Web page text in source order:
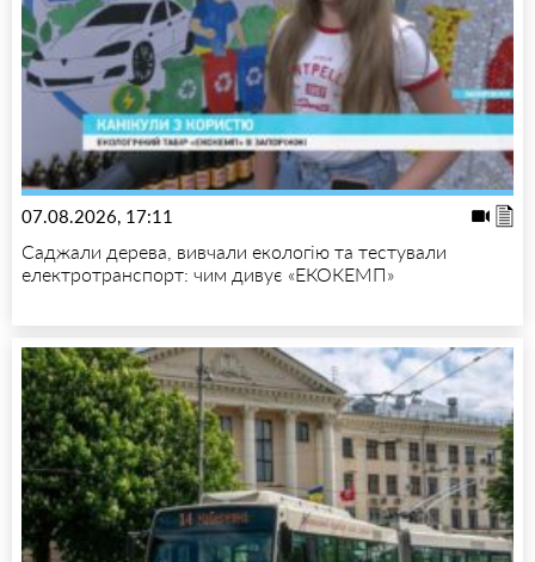
07.08.2026, 17:11
Саджали дерева, вивчали екологію та тестували
електротранспорт: чим дивує «ЕКОКЕМП»